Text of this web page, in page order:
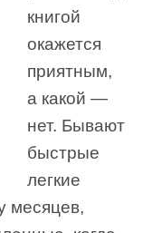
книгой
окажется
приятным,
а какой —
нет. Бывают
быстрые
легкие
месяцев,